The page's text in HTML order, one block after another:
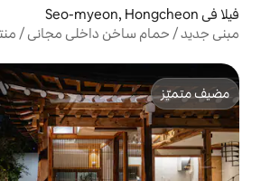
متوسط التقييم 4.95 من 5، 165 مراجعات
4.95 (165)
مجاني / منتجع تزلج دايميونغ /